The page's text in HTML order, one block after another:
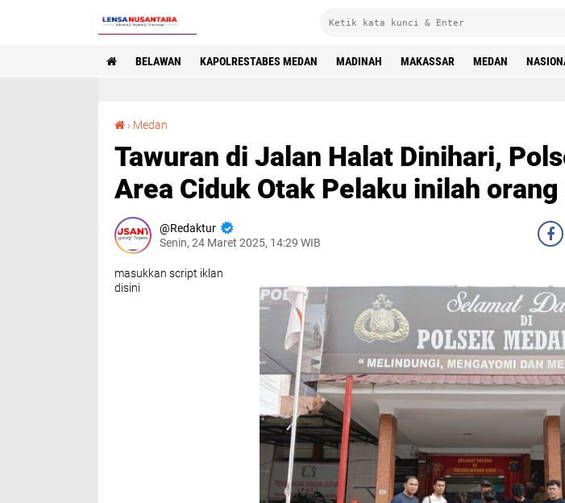
BELAWAN KAPOLRESTABES MEDAN MADINAH MAKASSAR MEDAN
› Medan
Tawuran di Jalan Halat Dinihari,
Area Ciduk Otak Pelaku inilah orang
Redaktur
Senin, 24 Maret 2025, 14:29 WIB
masukkan script iklan
disini